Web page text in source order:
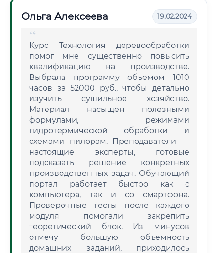
Ольга Алексеева 19.02.2024
Курс Технология деревообработки
помог мне существенно повысить
квалификацию на производстве.
Выбрала программу объемом 1010
часов за 52000 руб., чтобы детально
изучить сушильное хозяйство.
Материал насыщен полезными
формулами, режимами
гидротермической обработки и
схемами пилорам. Преподаватели —
настоящие эксперты, готовые
подсказать решение конкретных
производственных задач. Обучающий
портал работает быстро как с
компьютера, так и со смартфона.
Проверочные тесты после каждого
модуля помогали закрепить
теоретический блок. Из минусов
отмечу большую объемность
домашних заданий, приходилось